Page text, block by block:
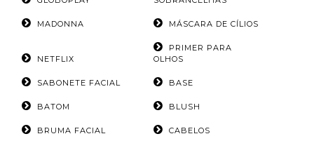
MADONNA MÁSCARA DE CÍLIOS
NETFLIX
PRIMER PARA
OLHOS
SABONETE FACIAL BASE
BATOM BLUSH
BRUMA FACIAL CABELOS